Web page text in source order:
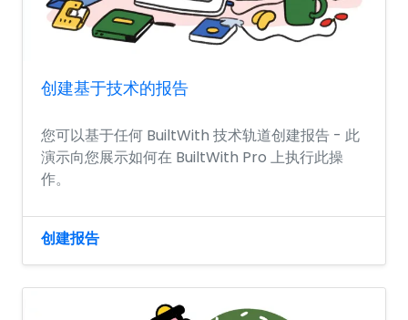
创建基于技术的报告
您可以基于任何 BuiltWith 技术轨道创建报告 - 此
演示向您展示如何在 BuiltWith Pro 上执行此操
作。
创建报告